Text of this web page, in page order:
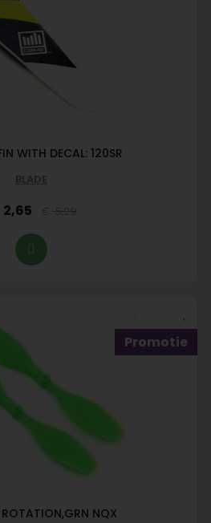
WITH DECAL: 120SR
BLADE
2,65 5,29
Promotie
NQX